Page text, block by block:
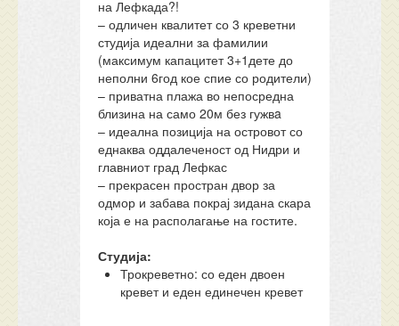
на Лефкада?!
– одличен квалитет со 3 креветни
студија идеални за фамилии
(максимум капацитет 3+1дете до
неполни 6год кое спие со родители)
– приватна плажа во непосредна
близина на само 20м без гужвa
– идеална позиција на островот со
еднаква оддалеченост од Нидри и
главниот град Лефкас
– прекрасен простран двор за
одмор и забава покрај зидана скара
која е на располагање на гостите.
Студија:
Трокреветно: со еден двоен
кревет и еден единечен кревет